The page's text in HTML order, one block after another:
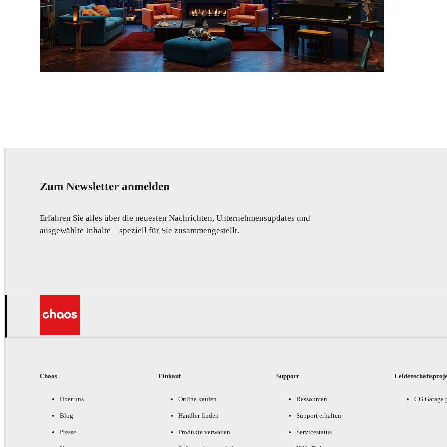
Zum Newsletter anmelden
Erfahren Sie alles über die neuesten Nachrichten, Unternehmensupdates und
ausgewählte Inhalte – speziell für Sie zusammengestellt.
Chaos
Über uns
Blog
Presse
Einkauf
Online kaufen
Händler finden
Produkte verwalten
Support
Ressourcen
Support erhalten
Servicestatus
CG Garage